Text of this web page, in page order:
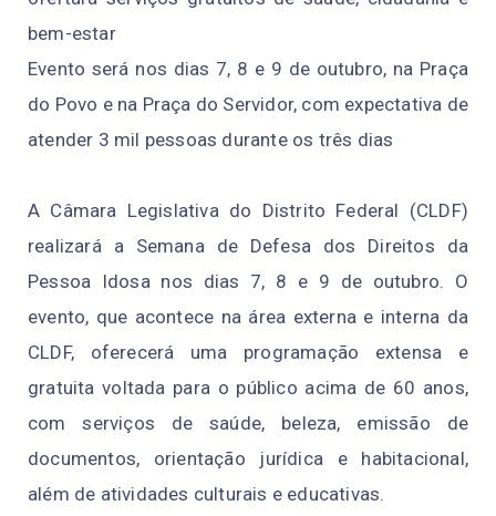
bem-estar
Evento será nos dias 7, 8 e 9 de outubro, na Praça
do Povo e na Praça do Servidor, com expectativa de
atender 3 mil pessoas durante os três dias
A Câmara Legislativa do Distrito Federal (CLDF)
realizará a Semana de Defesa dos Direitos da
Pessoa Idosa nos dias 7, 8 e 9 de outubro. O
evento, que acontece na área externa e interna da
CLDF, oferecerá uma programação extensa e
gratuita voltada para o público acima de 60 anos,
com serviços de saúde, beleza, emissão de
documentos, orientação jurídica e habitacional,
além de atividades culturais e educativas.